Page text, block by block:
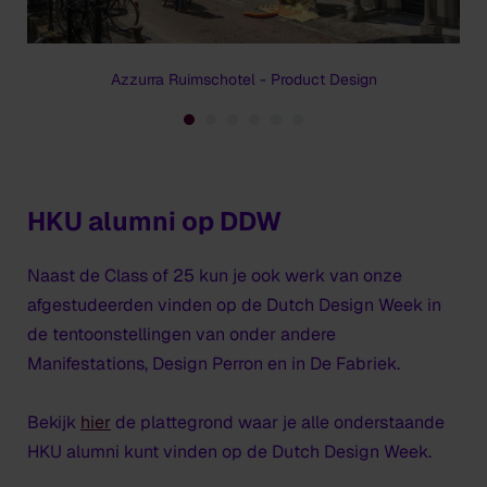
Azzurra Ruimschotel - Product Design
HKU alumni op DDW
Naast de Class of 25 kun je ook werk van onze
afgestudeerden vinden op de Dutch Design Week in
de tentoonstellingen van onder andere
Manifestations, Design Perron en in De Fabriek.
Bekijk hier de plattegrond waar je alle onderstaande
HKU alumni kunt vinden op de Dutch Design Week.